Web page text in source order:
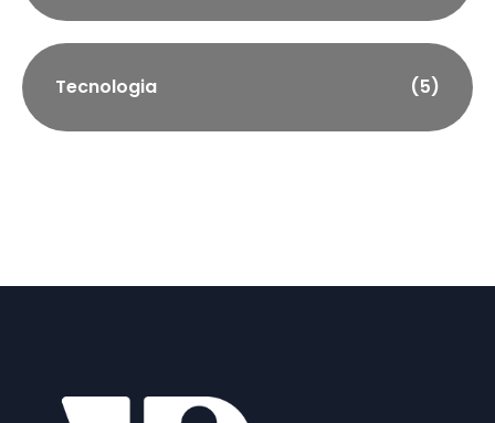
Tecnologia (5)